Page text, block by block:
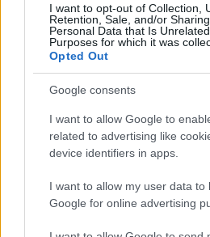
I want to opt-out of Collection,
Retention, Sale, and/or
Personal Data that Is
Purposes for which it was
Opted Out
Google consents
I want to allow Google to
related to advertising like
device identifiers in apps.
I want to allow my user data to
Google for online advertising
Continua a leggere
LIFESTYLE